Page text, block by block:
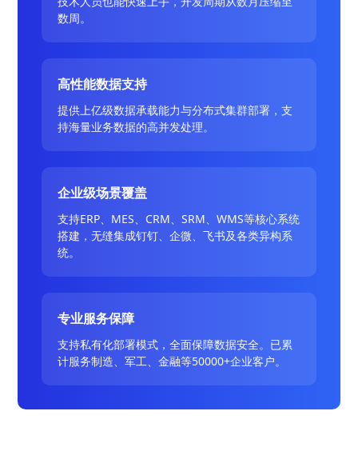
数周。
高性能数据支持
提供上亿级数据承载能力与分布式集群部署，支
持海量业务数据的高并发处理。
企业级场景覆盖
支持ERP、MES、CRM、SRM、WMS等核心系统
搭建，无缝集成钉钉、企微、飞书及各类异构系
统。
专业服务保障
支持私有化部署模式，全面保障数据安全。已累
计服务制造、军工、金融等50000+企业客户。